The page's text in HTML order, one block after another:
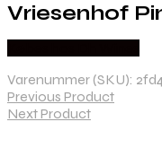
Vriesenhof
Varenummer (SKU):
Previous Product
Next Product